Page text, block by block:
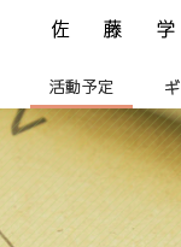
活動予定